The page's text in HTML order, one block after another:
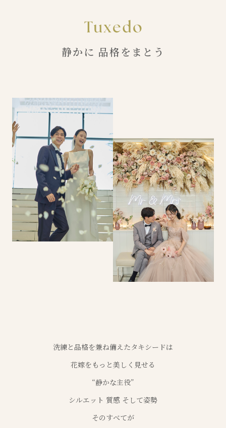
静かに 品格をまとう
洗練と品格を兼ね備えたタキシードは
花嫁をもっと美しく見せる
“静かな主役”
シルエット 質感 そして姿勢
そのすべてが